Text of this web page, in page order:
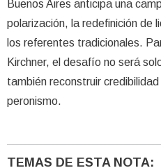
Buenos Aires anticipa una
polarización, la redefinición de
los referentes tradicionales.
Kirchner, el desafío no será
también reconstruir
peronismo.
TEMAS DE ESTA NOTA: